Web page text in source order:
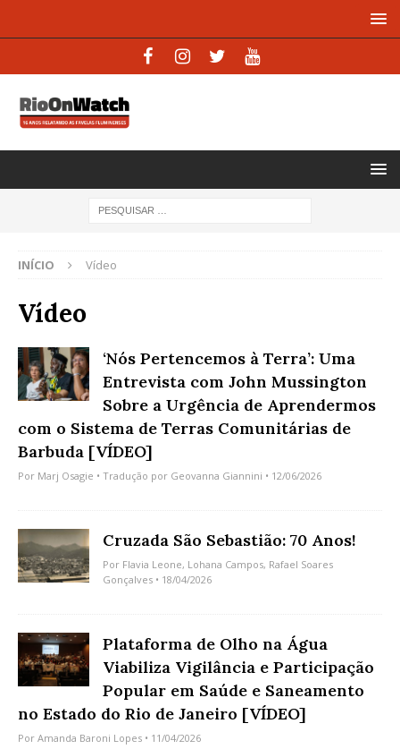
INÍCIO Vídeo
Vídeo
‘Nós Pertencemos à Terra’: Uma
Entrevista com John Mussington
Sobre a Urgência de Aprendermos
com o Sistema de Terras Comunitárias de
Barbuda [VÍDEO]
Por Marj Osagie • Tradução por Geovanna Giannini • 12/06/2026
Cruzada São Sebastião: 70 Anos!
Por Flavia Leone, Lohana Campos, Rafael Soares
Gonçalves • 18/04/2026
Plataforma de Olho na Água
Viabiliza Vigilância e Participação
Popular em Saúde e Saneamento
no Estado do Rio de Janeiro [VÍDEO]
Por Amanda Baroni Lopes • 11/04/2026